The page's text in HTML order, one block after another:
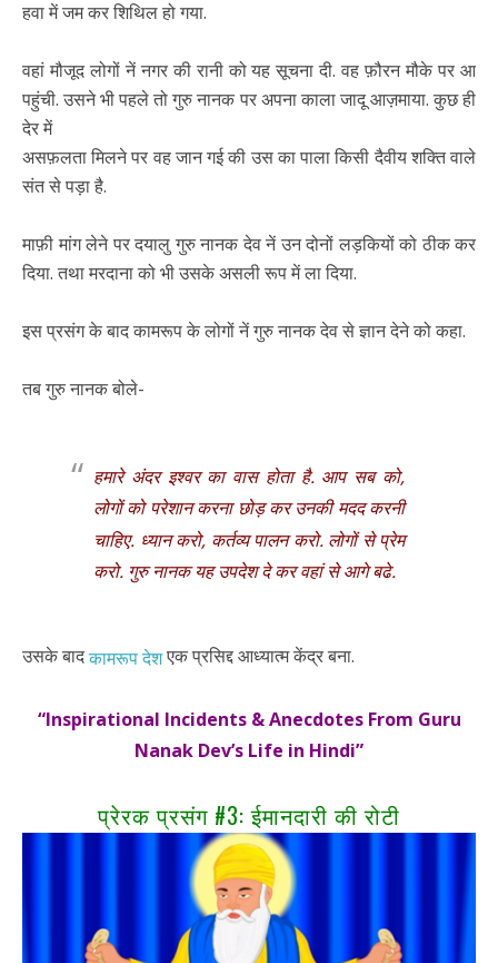
हवा में जम कर शिथिल हो गया.
वहां मौजूद लोगों नें नगर की रानी को यह सूचना दी. वह फ़ौरन मौके पर आ
पहुंची. उसने भी पहले तो गुरु नानक पर अपना काला जादू आज़माया. कुछ ही
देर में
असफ़लता मिलने पर वह जान गई की उस का पाला किसी दैवीय शक्ति वाले
संत से पड़ा है.
माफ़ी मांग लेने पर दयालु गुरु नानक देव नें उन दोनों लड़कियों को ठीक कर
दिया. तथा मरदाना को भी उसके असली रूप में ला दिया.
इस प्रसंग के बाद कामरूप के लोगों नें गुरु नानक देव से ज्ञान देने को कहा.
तब गुरु नानक बोले-
हमारे अंदर इश्वर का वास होता है. आप सब को,
लोगों को परेशान करना छोड़ कर उनकी मदद करनी
चाहिए. ध्यान करो, कर्तव्य पालन करो. लोगों से प्रेम
करो. गुरु नानक यह उपदेश दे कर वहां से आगे बढे.
उसके बादकामरूप देशएक प्रसिद्द आध्यात्म केंद्र बना.
“Inspirational Incidents & Anecdotes From Guru
Nanak Dev’s Life in Hindi”
प्रेरक प्रसंग #3: ईमानदारी की रोटी